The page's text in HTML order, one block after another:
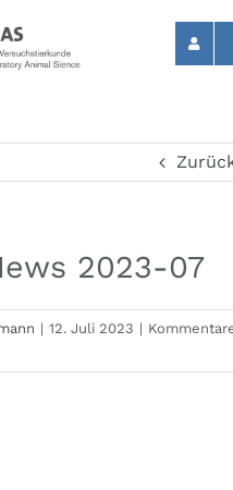
2023-07
| 12. Juli 2023 |